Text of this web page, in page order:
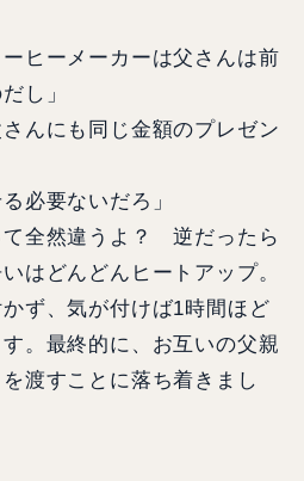
ヒーメーカーは父さんは前
し」
んにも同じ金額のプレゼン
必要ないだろ」
全然違うよ？ 逆だったら
はどんどんヒートアップ。
ず、気が付けば1時間ほど
。最終的に、お互いの父親
渡すことに落ち着きまし